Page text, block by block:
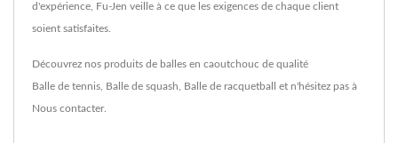
d'expérience, Fu-Jen veille à ce que les exigences de chaque client
soient satisfaites.
Découvrez nos produits de balles en caoutchouc de qualité
Balle de tennis Balle de squash Balle de racquetball et n'hésitez pas à
Nous contacter.